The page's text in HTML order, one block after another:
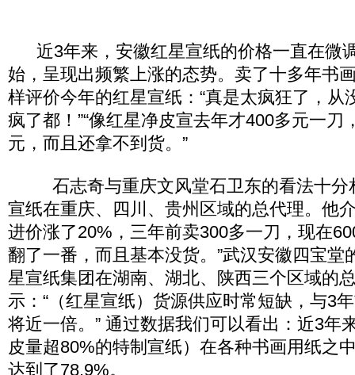
近3年来，安徽红星宣纸的价格一直在微
始，呈现出频繁上涨的态势。卖了十多年书
样评价今年的红星宣纸：“真是太疯狂了，从
疯了都！”“像红星净皮宣去年才400多元一刀
元，而且还拿不到货。”
石志奇与重庆文风堂石卫东的看法十分
宣纸在重庆、四川、贵州区域的总代理。他
进价涨了20%，三年前卖300多一刀，现在
翻了一番，而且基本没货。”武汉安徽四宝堂
星宣纸集团在湖南、湖北、陕西三个区域的
示：“（红星宣纸）货源供应时常短缺，与3
将近一倍。” 通过数据我们可以看出：近3年
皮量超80%的特制宣纸）在各种书画用纸之
达到了78.9%。